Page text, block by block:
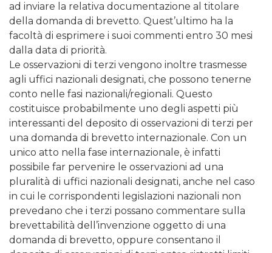
ad inviare la relativa documentazione al titolare
della domanda di brevetto. Quest’ultimo ha la
facoltà di esprimere i suoi commenti entro 30 mesi
dalla data di priorità.
Le osservazioni di terzi vengono inoltre trasmesse
agli uffici nazionali designati, che possono tenerne
conto nelle fasi nazionali/regionali. Questo
costituisce probabilmente uno degli aspetti più
interessanti del deposito di osservazioni di terzi per
una domanda di brevetto internazionale. Con un
unico atto nella fase internazionale, è infatti
possibile far pervenire le osservazioni ad una
pluralità di uffici nazionali designati, anche nel caso
in cui le corrispondenti legislazioni nazionali non
prevedano che i terzi possano commentare sulla
brevettabilità dell’invenzione oggetto di una
domanda di brevetto, oppure consentano il